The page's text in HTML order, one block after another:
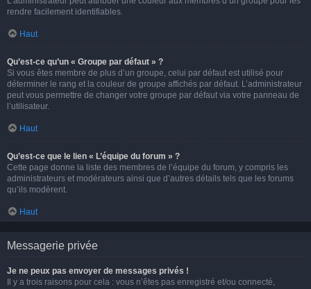
rendre facilement identifiables.
Haut
Qu’est-ce qu’un « Groupe par défaut » ?
Si vous êtes membre de plus d’un groupe, celui par défaut est utilisé pour
déterminer le rang et la couleur de groupe affichés par défaut. L’administrateur
peut vous permettre de changer votre groupe par défaut via votre panneau de
l’utilisateur.
Haut
Qu’est-ce que le lien « L’équipe du forum » ?
Cette page donne la liste des membres de l’équipe du forum, y compris les
administrateurs et modérateurs ainsi que d’autres détails tels que les forums
qu’ils modèrent.
Haut
Messagerie privée
Je ne peux pas envoyer de messages privés !
Il y a trois raisons pour cela : vous n’êtes pas enregistré et/ou connecté,